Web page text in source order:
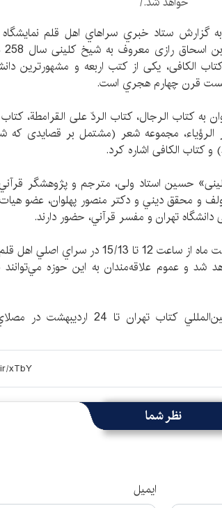
به گزارش ستاد خبري سراهاي اهل قلم
الکافی، یکی از کتب اربعه و مشهورترین
قرن چهارم هجري است.
به کتاب الرجال، کتاب الردّ علی القرامطة،
الرؤیاء، مجموعه شعر (مشتمل بر قصایدی که
و کتاب الکافی اشاره كرد.
حسين استاد ولی، مترجم و پژوهشگر
و محقق ديني و دکتر منصور پهلوان، عضو
دانشگاه تهران و مفسر قرآني، حضور دارند.
اين برنامه يك شنبه، 18 ارديبهشت ماه از ساعت 12 تا 15/13 در
شد و عموم علاقه‌مندان به اين حوزه مي‌توانند
بيست و چهارمين نمايشگاه بين‌المللي كتاب تهران تا 24
نظر شما
ایمیل